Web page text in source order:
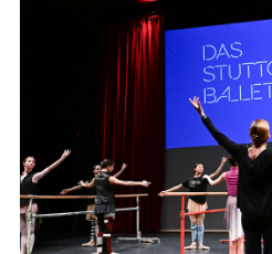
Stuttgart Ballet
Kammertheater
Stuttgart Ballet
Behind the Scenes
12.01.2027